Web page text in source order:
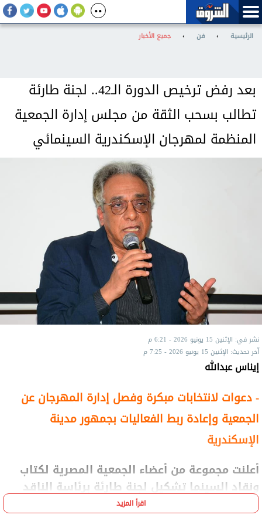
الرئيسية › فن › جميع الأخبار
بعد رفض ترخيص الدورة الـ42.. لجنة طارئة
تطالب بسحب الثقة من مجلس إدارة الجمعية
المنظمة لمهرجان الإسكندرية السينمائي
نشر في: الإثنين 15 يونيو 2026 - 6:21 م
آخر تحديث: الإثنين 15 يونيو 2026 - 7:25 م
إيناس عبدالله
- دعوات لانتخابات مبكرة وفصل إدارة المهرجان عن
الجمعية وإعادة ربط الفعاليات بجمهور مدينة
الإسكندرية
أعلنت مجموعة من أعضاء الجمعية المصرية لكتاب
ونقاد السينما تشكيل لجنة طارئة برئاسة الناقد
سمير شحاتة، الرئيس الشرفي للجمعية، بهدف
وضع تصور لإنقاذ مهرجان الإسكندرية السينمائي
اقرأ المزيد